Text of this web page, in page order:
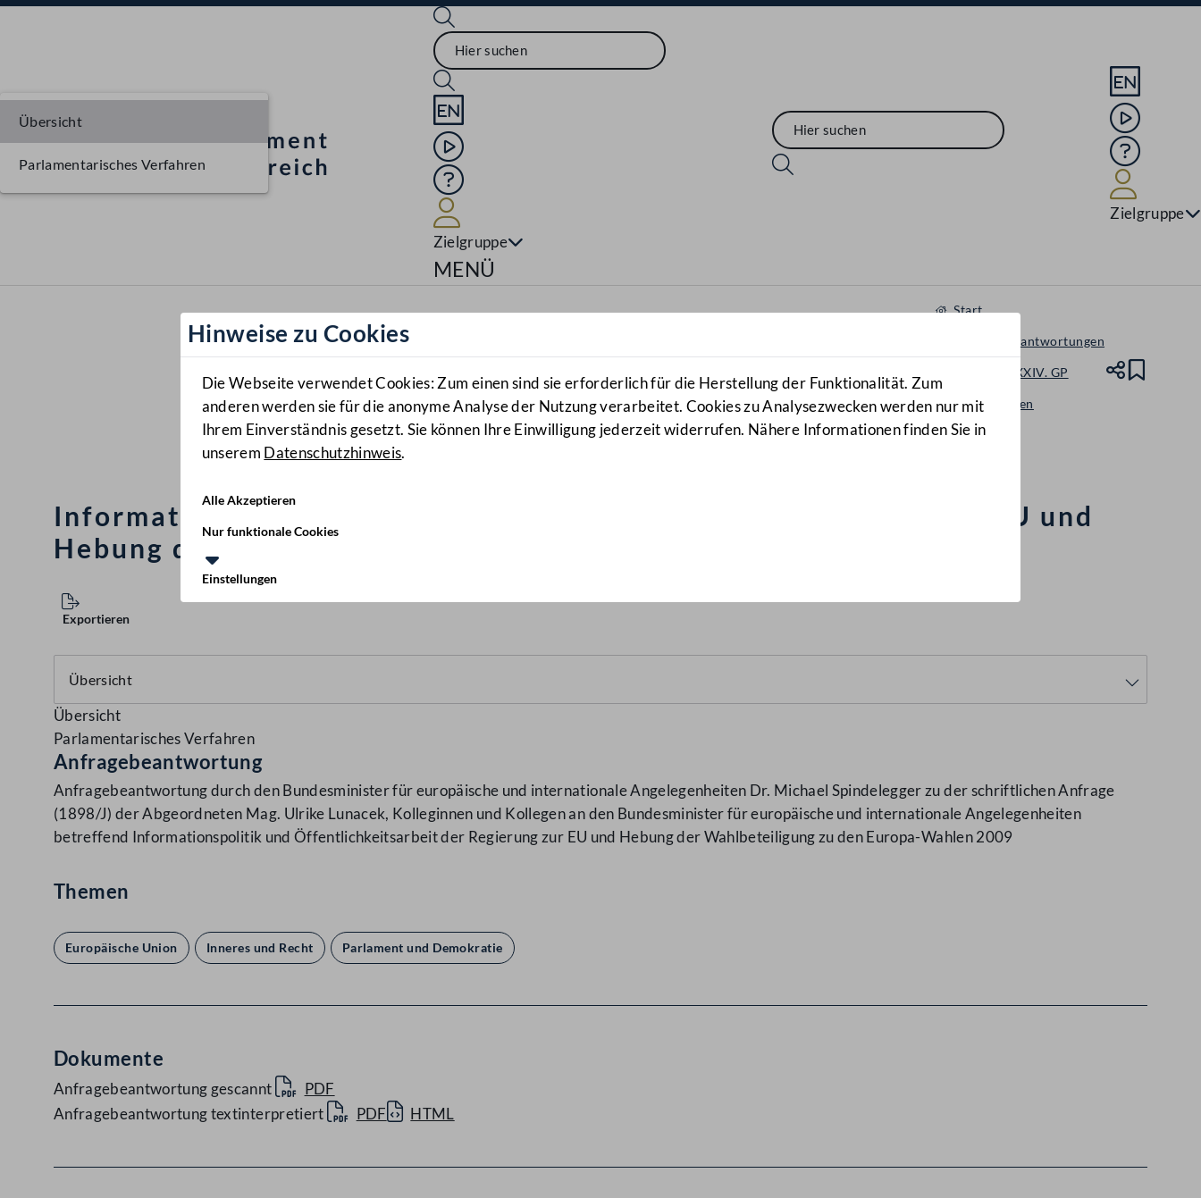
Sprache English
Mediathek
Hilfe
Zielgruppe
Navigationsmenü öffnen
MENÜ
Sprache
Mediathek
Hilfe
Zielgruppe
Hinweise zu Cookies
Die Webseite verwendet Cookies: Zum einen sind sie erforderlich für die Herstellung der Funktionalität. Zum
anderen werden sie für die anonyme Analyse der Nutzung verarbeitet. Cookies zu Analysezwecken werden nur mit
Ihrem Einverständnis gesetzt. Sie können Ihre Einwilligung jederzeit widerrufen. Nähere Informationen finden Sie in
unserem Datenschutzhinweis.
Alle Akzeptieren
Nur funktionale Cookies
Einstellungen
Start
Anfragen & Beantwortungen
Nationalrat - XXIV. GP
Beantwortungen
1895/AB
Informationspolitik und Öffentlichkeitsarbeit der Regierung zur EU und
Hebung der Wahlbeteiligung zu den Europa-Wahlen 2009
Exportieren
Übersicht
Parlamentarisches Verfahren
Übersicht
Parlamentarisches Verfahren
Anfragebeantwortung
Anfragebeantwortung durch den Bundesminister für europäische und internationale Angelegenheiten Dr. Michael Spindelegger zu der schriftlichen Anfrage
(1898/J) der Abgeordneten Mag. Ulrike Lunacek, Kolleginnen und Kollegen an den Bundesminister für europäische und internationale Angelegenheiten
betreffend Informationspolitik und Öffentlichkeitsarbeit der Regierung zur EU und Hebung der Wahlbeteiligung zu den Europa-Wahlen 2009
Themen
Europäische Union Inneres und Recht Parlament und Demokratie
Dokumente
Anfragebeantwortung gescannt
PDF
Anfragebeantwortung textinterpretiert
PDF HTML